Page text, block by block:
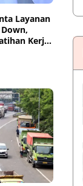
Layanan
Kerja